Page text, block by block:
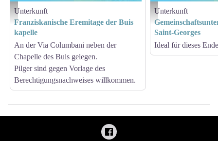
Hébergement - Via Columbani
Unterkunft
Franziskanische Eremitage der Buis
kapelle
An der Via Columbani neben der
Chapelle des Buis gelegen.
Pilger sind gegen Vorlage des
Berechtigungsnachweises willkommen.
Hébergement - Via
Unterkunft
Saint-Georges
Ideal für dieses